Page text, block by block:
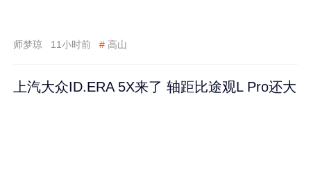
师梦琼 11小时前 # 高山
上汽大众ID.ERA 5X来了 轴距比途观L Pro还大